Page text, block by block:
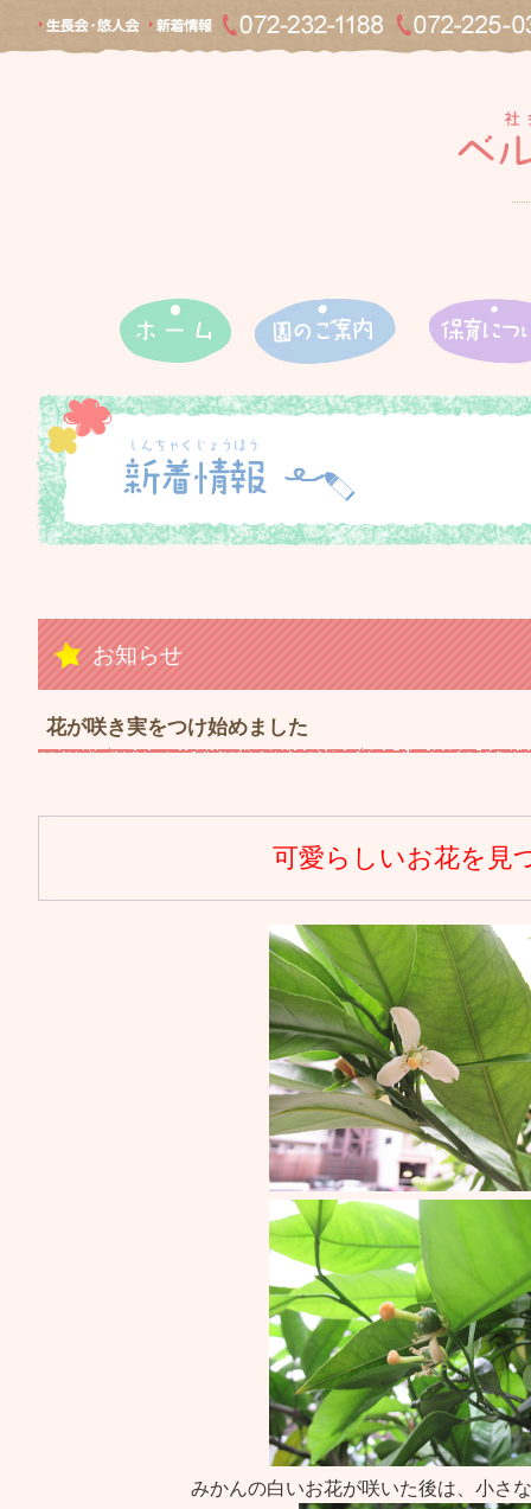
お知らせ
花が咲き実をつけ始めました
可愛らしいお花を見
みかんの白いお花が咲いた後は、小さ